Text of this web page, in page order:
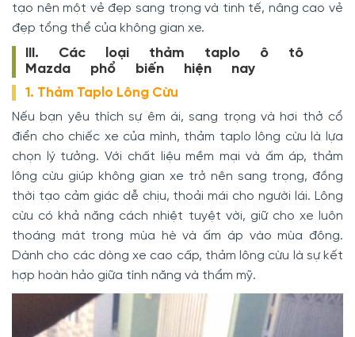
tạo nên một vẻ đẹp sang trọng và tinh tế, nâng cao vẻ
đẹp tổng thể của không gian xe.
III. Các loại thảm taplo ô tô
Mazda phổ biến hiện nay
1. Thảm Taplo Lông Cừu
Nếu bạn yêu thích sự êm ái, sang trọng và hơi thở cổ
điển cho chiếc xe của mình, thảm taplo lông cừu là lựa
chọn lý tưởng. Với chất liệu mềm mại và ấm áp, thảm
lông cừu giúp không gian xe trở nên sang trọng, đồng
thời tạo cảm giác dễ chịu, thoải mái cho người lái. Lông
cừu có khả năng cách nhiệt tuyệt vời, giữ cho xe luôn
thoáng mát trong mùa hè và ấm áp vào mùa đông.
Dành cho các dòng xe cao cấp, thảm lông cừu là sự kết
hợp hoàn hảo giữa tính năng và thẩm mỹ.